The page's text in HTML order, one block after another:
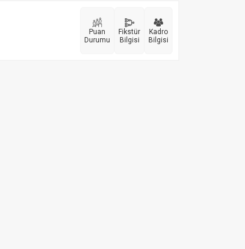
Puan
Durumu
Fikstür
Bilgisi
Kadro
Bilgisi